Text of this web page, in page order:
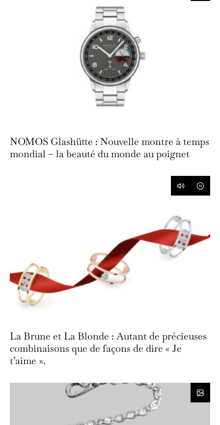
NOMOS Glashütte : Nouvelle montre à temps
mondial – la beauté du monde au poignet
La Brune et La Blonde : Autant de précieuses
combinaisons que de façons de dire « Je
t’aime ».